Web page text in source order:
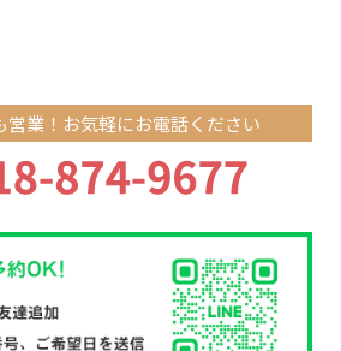
営業！お気軽にお電話ください